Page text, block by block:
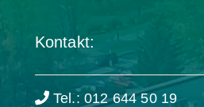
Kontakt:
Tel.: 012 644 50 19